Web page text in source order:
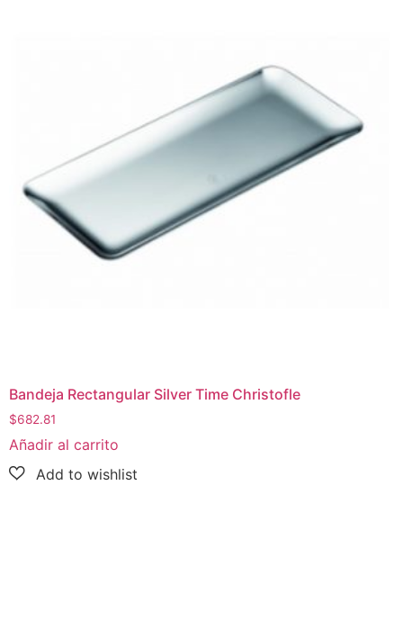
Bandeja Rectangular Silver Time Christofle
$682.81
Añadir al carrito